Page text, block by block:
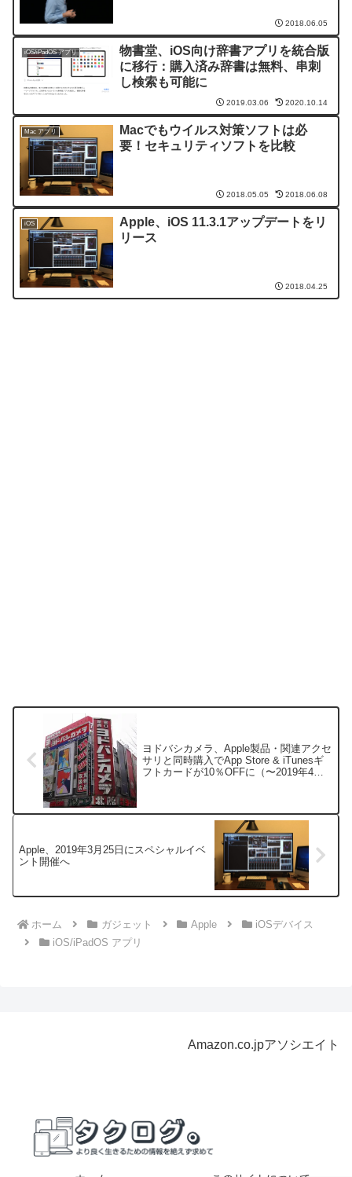
2018.06.05
iOS/iPadOS アプリ
物書堂、iOS向け辞書アプリを統合版
に移行：購入済み辞書は無料、串刺
し検索も可能に
2019.03.06 2020.10.14
Mac アプリ
Macでもウイルス対策ソフトは必
要！セキュリティソフトを比較
2018.05.05 2018.06.08
iOS
Apple、iOS 11.3.1アップデートをリ
リース
2018.04.25
ヨドバシカメラ、Apple製品・関連アクセ
サリと同時購入でApp Store & iTunesギ
フトカードが10％OFFに（〜2019年4月
Apple、2019年3月25日にスペシャルイベ
ント開催へ
ホーム ガジェット Apple
iOSデバイス
iOS/iPadOS アプリ
Amazon.co.jpアソシエイト